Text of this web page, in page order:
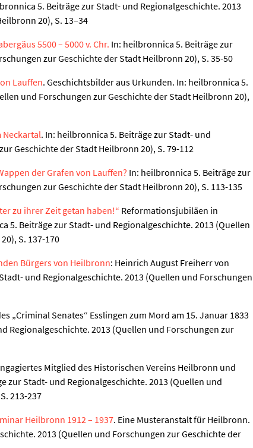
5. Beiträge zur Stadt- und Regionalgeschichte. 2013
20), S. 13–34
5500 – 5000 v. Chr. In: heilbronnica 5. Beiträge zur
zur Geschichte der Stadt Heilbronn 20), S. 35-50
Lauffen. Geschichtsbilder aus Urkunden. In: heilbronnica 5.
und Forschungen zur Geschichte der Stadt Heilbronn 20),
Neckartal. In: heilbronnica 5. Beiträge zur Stadt- und
Geschichte der Stadt Heilbronn 20), S. 79-112
der Grafen von Lauffen? In: heilbronnica 5. Beiträge zur
zur Geschichte der Stadt Heilbronn 20), S. 113-135
zu ihrer Zeit getan haben!“ Reformationsjubiläen in
Beiträge zur Stadt- und Regionalgeschichte. 2013 (Quellen
S. 137-170
Bürgers von Heilbronn: Heinrich August Freiherr von
und Regionalgeschichte. 2013 (Quellen und Forschungen
„Criminal Senates“ Esslingen zum Mord am 15. Januar 1833
Regionalgeschichte. 2013 (Quellen und Forschungen zur
Mitglied des Historischen Vereins Heilbronn und
Stadt- und Regionalgeschichte. 2013 (Quellen und
213-237
Heilbronn 1912 – 1937. Eine Musteranstalt für Heilbronn.
2013 (Quellen und Forschungen zur Geschichte der